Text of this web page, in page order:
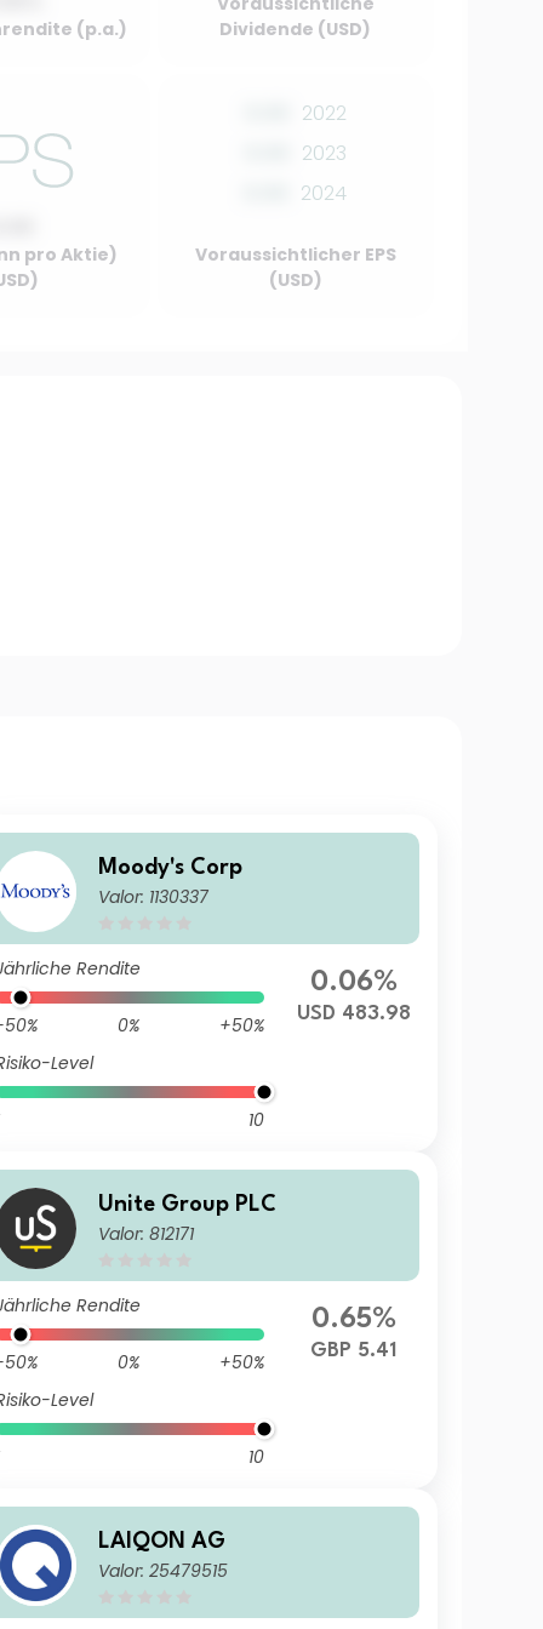
(p.a.)
Dividende (USD)
pro Aktie)
2022
2023
2024
Voraussichtlicher EPS
(USD)
Moody's Corp
Valor: 1130337
Rendite
0%
+50%
Level
10
0.06%
USD 483.98
Unite Group PLC
Valor: 812171
Rendite
0%
+50%
Level
10
0.65%
GBP 5.41
LAIQON AG
Valor: 25479515